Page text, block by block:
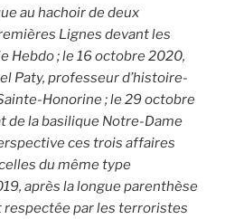
au hachoir de deux
Lignes devant les
Hebdo ; le 16 octobre 2020,
Paty, professeur d’histoire-
Honorine ; le 29 octobre
de la basilique Notre-Dame
ces trois affaires
du même type
après la longue parenthèse
par les terroristes